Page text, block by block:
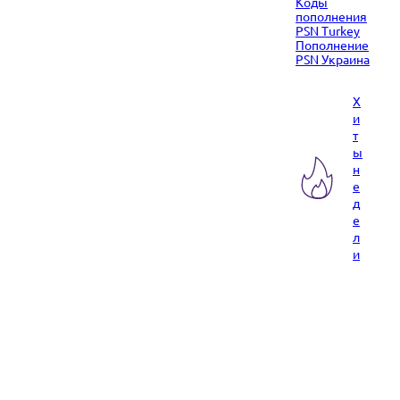
пополнения
PSN Turkey
Пополнение
PSN Украина
Х
и
т
ы
н
е
д
е
л
и